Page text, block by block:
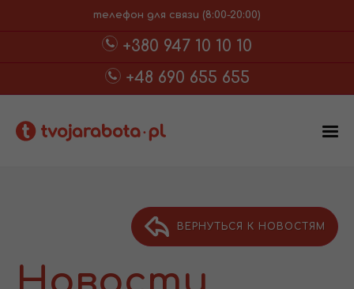
телефон для связи (8:00-20:00)
+380 947 10 10 10
+48 690 655 655
ВЕРНУТЬСЯ К НОВОСТЯМ